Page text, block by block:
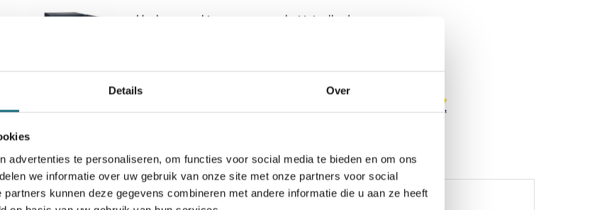
Details Over
advertenties te personaliseren, om functies voor social media te bieden en om ons
we informatie over uw gebruik van onze site met onze partners voor social
kunnen deze gegevens combineren met andere informatie die u aan ze heeft
Uw keuze zal toevoegen aan het totaalbedrag
Alternatieven Levering Opties